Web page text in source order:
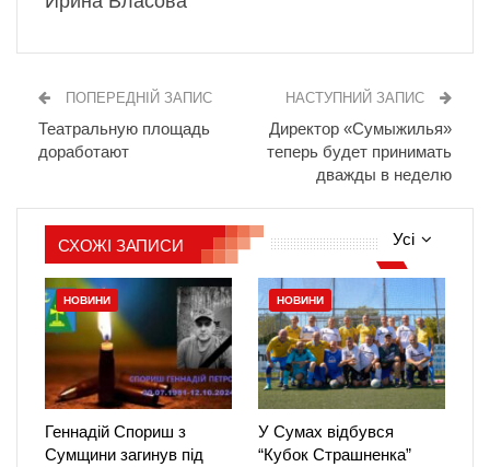
ПОПЕРЕДНІЙ ЗАПИС
Театральную площадь
доработают
НАСТУПНИЙ ЗАПИС
Директор «Сумыжилья»
теперь будет принимать
дважды в неделю
Усі
СХОЖІ ЗАПИСИ
НОВИНИ
Геннадій Спориш з
Сумщини загинув під
НОВИНИ
У Сумах відбувся
“Кубок Страшненка”